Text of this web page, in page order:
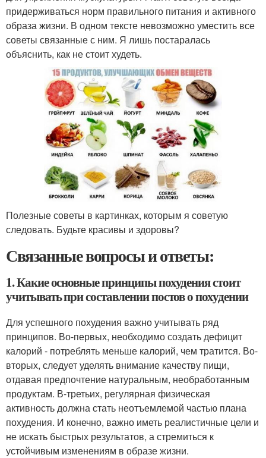
придерживаться норм правильного питания и активного
образа жизни. В одном тексте невозможно уместить все
советы связанные с ним. Я лишь постаралась
объяснить, как не стоит худеть.
Полезные советы в картинках, которым я советую
следовать. Будьте красивы и здоровы?
Связанные вопросы и ответы:
1. Какие основные принципы похудения стоит
учитывать при составлении постов о похудении
Для успешного похудения важно учитывать ряд
принципов. Во-первых, необходимо создать дефицит
калорий - потреблять меньше калорий, чем тратится. Во-
вторых, следует уделять внимание качеству пищи,
отдавая предпочтение натуральным, необработанным
продуктам. В-третьих, регулярная физическая
активность должна стать неотъемлемой частью плана
похудения. И конечно, важно иметь реалистичные цели и
не искать быстрых результатов, а стремиться к
устойчивым изменениям в образе жизни.